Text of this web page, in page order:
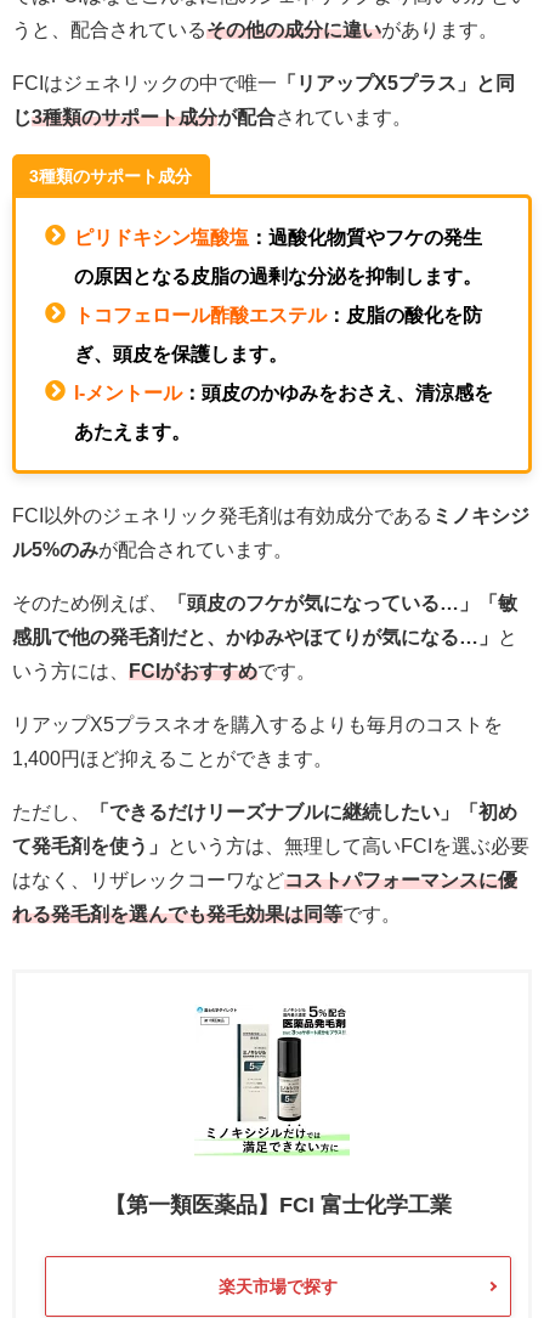
うと、配合されているその他の成分に違いがあります。
FCIはジェネリックの中で唯一 「リアップX5プラス」と同
じ3種類のサポート成分が配合されています。
3種類のサポート成分
ピリドキシン塩酸塩 ：過酸化物質やフケの発生
の原因となる皮脂の過剰な分泌を抑制します。
トコフェロール酢酸エステル：皮脂の酸化を防
ぎ、頭皮を保護します。
l-メントール：頭皮のかゆみをおさえ、清涼感を
あたえます。
FCI以外のジェネリック発毛剤は有効成分である ミノキシジ
ル5%のみが配合されています。
そのため例えば、
「頭皮のフケが気になっている…」「敏
感肌で他の発毛剤だと、かゆみやほてりが気になる…」
と
いう方には、 FCIがおすすめです。
リアップX5プラスネオを購入するよりも毎月のコストを
1,400円ほど抑えることができます。
ただし、
「できるだけリーズナブルに継続したい」「初め
て発毛剤を使う」
という方は、無理して高いFCIを選ぶ必要
はなく、リザレックコーワなどコストパフォーマンスに優
れる発毛剤を選んでも発毛効果は同等です。
【第一類医薬品】FCI 富士化学工業
楽天市場で探す